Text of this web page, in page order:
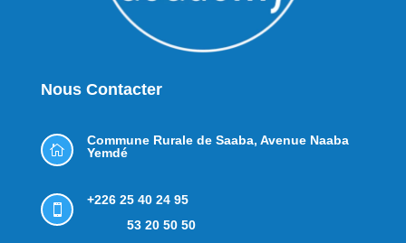
Nous Contacter

Commune Rurale de Saaba, Avenue Naaba
Yemdé

+226 25 40 24 95
53 20 50 50